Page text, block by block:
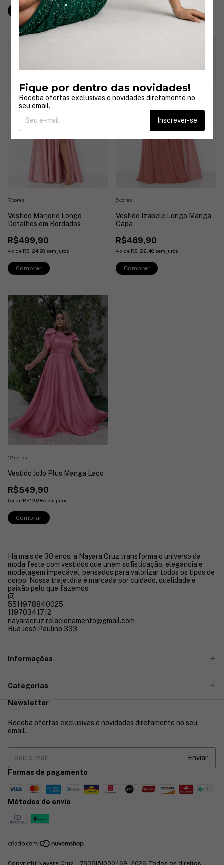
Comprar Comprar
Vestido Marjorie Longo
Detalhes em Bordados
R$499,90
4x de R$124,98 sem juros
7 cores
Comprar
Vestido Izabele Longo Manga
Capa
R$489,90
4x de R$122,48 sem juros
6 cores
Comprar
Vestido JoJo Plus Manga Laço
R$549,90
5x de R$109,98 sem juros
12 cores
Comprar
Há mais de 30 anos, a Nayara Cruz transforma o universo da
moda festa com vestidos que unem sofisticação, elegância e
modelagem impecável, pensados para valorizar todos os tipos de
corpo. Nossa trajetória é marcada por cuidado, qualidade e
paixão pelo que fazemos.
5511978840025
11970341712
nayaracruz.relacionamento@gmail.com
Rua José Paulino 333
Informações
Categorias
Newsletter
Receba ofertas exclusivas e novidades diretamente no seu
email.
Formas de pagamento
Métodos de envio
Copyright Nayara Cruz - 17838151000469 - 2026. Todos os direitos
Fique por dentro das novidades!
Receba ofertas exclusivas e novidades diretamente no
seu email.
Inscrever-se